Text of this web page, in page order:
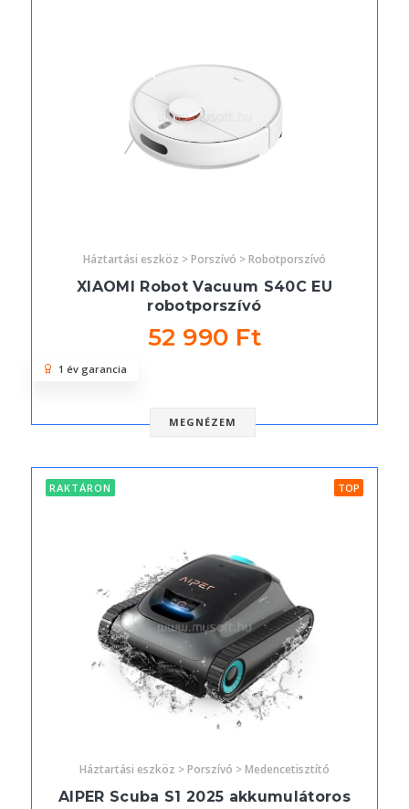
Háztartási eszköz > Porszívó > Robotporszívó
XIAOMI Robot Vacuum S40C EU
robotporszívó
52 990 Ft
MEGNÉZEM
1 év garancia
RAKTÁRON TOP
Háztartási eszköz > Porszívó > Medencetisztító
AIPER Scuba S1 2025 akkumulátoros